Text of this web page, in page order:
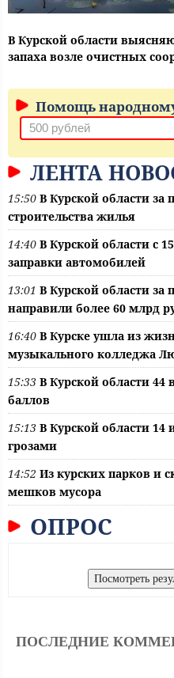
В Курской области
запаха возле очистных
Помощь
ЛЕНТА
15:50 В Курской области за
строительства жилья
14:40 В Курской области с
заправки автомобилей
13:01 В Курской области за
направили более 60 млрд
16:40 В Курске ушла из
музыкального колледжа
15:33 В Курской области 44
баллов
15:13 В Курской области
грозами
14:52 Из курских парков и
мешков мусора
ОПРОС
ПОСЛЕДНИЕ